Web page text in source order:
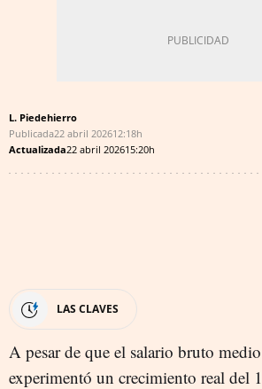
L. Piedehierro
Publicada22 abril 202612:18h
Actualizada22 abril 202615:20h
LAS CLAVES
A pesar de que el salario bruto
experimentó un crecimiento real del